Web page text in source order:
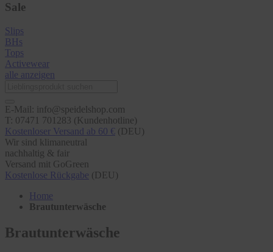
Sale
Slips
BHs
Tops
Activewear
alle anzeigen
E-Mail: info@speidelshop.com
T: 07471 701283 (Kundenhotline)
Kostenloser Versand ab 60 € (DEU)
Wir sind klimaneutral
nachhaltig & fair
Versand mit GoGreen
Kostenlose Rückgabe (DEU)
Home
Brautunterwäsche
Brautunterwäsche